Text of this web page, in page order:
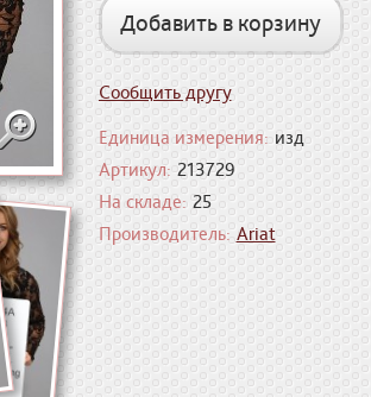
Добавить в корзину
Сообщить другу
Единица измерения: изд
Артикул: 213729
На складе: 25
Производитель: Ariat